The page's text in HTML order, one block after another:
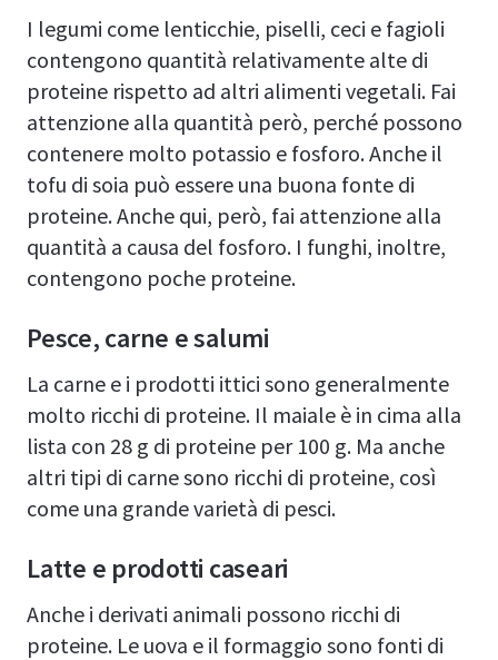
I legumi come lenticchie, piselli, ceci e fagioli
contengono quantità relativamente alte di
proteine rispetto ad altri alimenti vegetali. Fai
attenzione alla quantità però, perché possono
contenere molto potassio e fosforo. Anche il
tofu di soia può essere una buona fonte di
proteine. Anche qui, però, fai attenzione alla
quantità a causa del fosforo. I funghi, inoltre,
contengono poche proteine.
Pesce, carne e salumi
La carne e i prodotti ittici sono generalmente
molto ricchi di proteine. Il maiale è in cima alla
lista con 28 g di proteine per 100 g. Ma anche
altri tipi di carne sono ricchi di proteine, così
come una grande varietà di pesci.
Latte e prodotti caseari
Anche i derivati animali possono ricchi di
proteine. Le uova e il formaggio sono fonti di